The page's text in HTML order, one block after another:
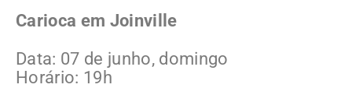
Carioca em Joinville
Data: 07 de junho, domingo
Horário: 19h